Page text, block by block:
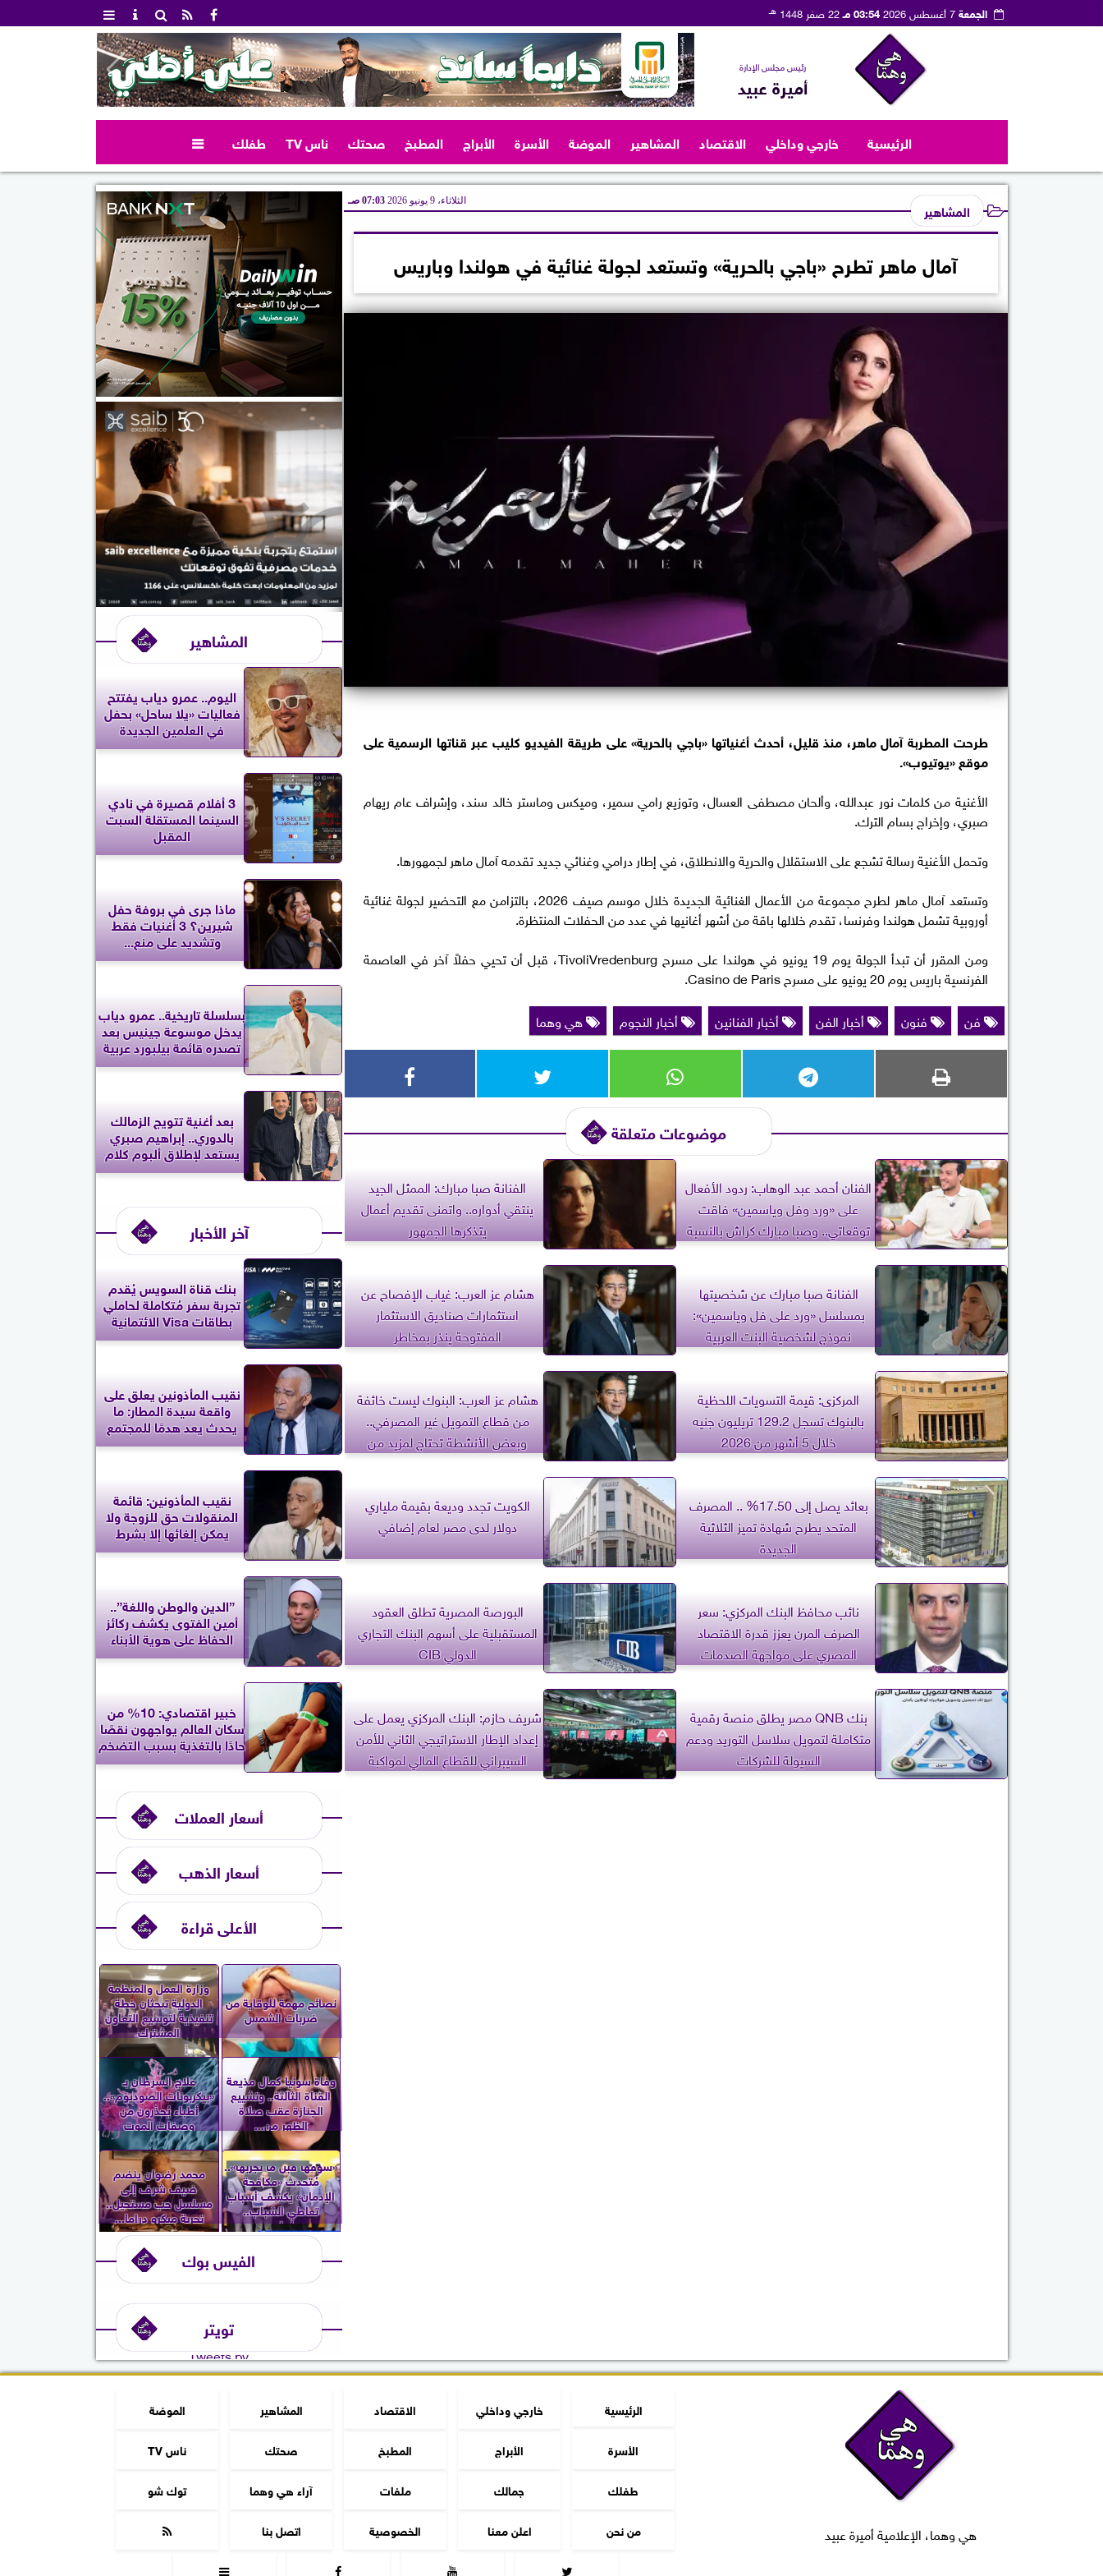
الجمعة7 أغسطس 2026 03:54 مـ 22 صفر 1448 هـ
رئيس مجلس الإدارة
أميرة عبيد
الرئيسية خارجي وداخلي الاقتصاد المشاهير الموضة الأسرة الأبراج المطبخ صحتك ناس TV طفلك 
المشاهير الثلاثاء، 9 يونيو 2026 07:03 صـ
آمال ماهر تطرح «باجي بالحرية» وتستعد لجولة غنائية في هولندا وباريس
طرحت المطربة آمال ماهر، منذ قليل، أحدث أغنياتها «باجي بالحرية» على طريقة الفيديو كليب عبر قناتها الرسمية على
موقع «يوتيوب».
الأغنية من كلمات نور عبدالله، وألحان مصطفى العسال، وتوزيع رامي سمير، وميكس وماستر خالد سند، وإشراف عام ريهام
صبري، وإخراج بسام الترك.
وتحمل الأغنية رسالة تشجع على الاستقلال والحرية والانطلاق، في إطار درامي وغنائي جديد تقدمه آمال ماهر لجمهورها.
وتستعد آمال ماهر لطرح مجموعة من الأعمال الغنائية الجديدة خلال موسم صيف 2026، بالتزامن مع التحضير لجولة غنائية
أوروبية تشمل هولندا وفرنسا، تقدم خلالها باقة من أشهر أغانيها في عدد من الحفلات المنتظرة.
ومن المقرر أن تبدأ الجولة يوم 19 يونيو في هولندا على مسرح TivoliVredenburg، قبل أن تحيي حفلاً آخر في العاصمة
الفرنسية باريس يوم 20 يونيو على مسرح Casino de Paris.
فن
فنون أخبار الفن أخبار الفنانين أخبار النجوم هي وهما
موضوعات متعلقة
الفنان أحمد عبد الوهاب: ردود الأفعال
على «ورد وفل وياسمين» فاقت
توقعاتي.. وصبا مبارك كراش بالنسبة
الفنانة صبا مبارك: الممثل الجيد
ينتقي أدواره.. واتمنى تقديم أعمال
يتذكرها الجمهور
الفنانة صبا مبارك عن شخصيتها
بمسلسل «ورد على فل وياسمين»:
نموذج لشخصية البنت العربية
هشام عز العرب: غياب الإفصاح عن
استثمارات صناديق الاستثمار
المفتوحة ينذر بمخاطر
المركزى: قيمة التسويات اللحظية
بالبنوك تسجل 129.2 تريليون جنيه
خلال 5 أشهر من 2026
هشام عز العرب: البنوك ليست خائفة
من قطاع التمويل غير المصرفي..
وبعض الأنشطة تحتاج لمزيد من
بعائد يصل إلى 17.50% .. المصرف
المتحد يطرح شهادة تميز الثلاثية
الجديدة
الكويت تجدد وديعة بقيمة ملياري
دولار لدى مصر لعام إضافي
نائب محافظ البنك المركزي: سعر
الصرف المرن يعزز قدرة الاقتصاد
المصري على مواجهة الصدمات
البورصة المصرية تطلق العقود
المستقبلية على أسهم البنك التجاري
الدولي CIB
بنك QNB مصر يطلق منصة رقمية
متكاملة لتمويل سلاسل التوريد ودعم
السيولة للشركات
شريف حازم: البنك المركزي يعمل على
إعداد الإطار الاستراتيجي الثاني للأمن
السيبراني للقطاع المالي لمواكبة
المشاهير
اليوم.. عمرو دياب يفتتح
فعاليات «يلا ساحل» بحفل
في العلمين الجديدة
3 أفلام قصيرة في نادي
السينما المستقلة السبت
المقبل
ماذا جرى في بروفة حفل
شيرين؟ 3 أغنيات فقط
وتشديد على منع...
بسلسلة تاريخية.. عمرو دياب
يدخل موسوعة جينيس بعد
تصدره قائمة بيلبورد عربية
بعد أغنية تتويج الزمالك
بالدوري.. إبراهيم صبري
يستعد لإطلاق ألبوم كلام
آخر الأخبار
بنك قناة السويس يُقدم
تجربة سفر مُتكاملة لحاملي
بطاقات Visa الائتمانية
نقيب المأذونين يعلق على
واقعة سيدة المطار: ما
يحدث يعد هدمًا للمجتمع
نقيب المأذونين: قائمة
المنقولات حق للزوجة ولا
يمكن إلغائها إلا بشرط
”الدين والوطن واللغة”..
أمين الفتوى يكشف ركائز
الحفاظ على هوية الأبناء
خبير اقتصادي: 10% من
سكان العالم يواجهون نقصًا
حادًا بالتغذية بسبب التضخم
أسعار العملات
أسعار الذهب
الأعلى قراءة
نصائح مهمة للوقاية من
ضربات الشمس
وزارة العمل والمنظمة
الدولية تبحثان خطة
تنفيذية لتوسيع التعاون
المشترك
وفاة سونيا كمال مذيعة
القناة الثالثة.. وتشييع
الجنازة عقب صلاة
الظهر من...
علاج السرطان بـ
«بيكربونات الصوديوم»..
أطباء يُحذّرون من
وصفات الموت
«شوفها قبل ما تجربها»..
مُتحدث «مكافحة
الإدمان» يكشف أسباب
تعاطي الشباب..
ويُعلن...
محمد رضوان ينضم
ضيف شرف إلى
مسلسل حب مستحيل..
تجربة ميكرو دراما...
الفيس بوك
تويتر
Tweets by
هي وهما، الإعلامية أميرة عبيد
الرئيسية خارجي وداخلي الاقتصاد المشاهير
الموضة
الأسرة
الأبراج المطبخ صحتك
ناس TV
طفلك
جمالك ملفات آراء هي وهما
توك شو
من نحن
اعلن معنا الخصوصية اتصل بنا




